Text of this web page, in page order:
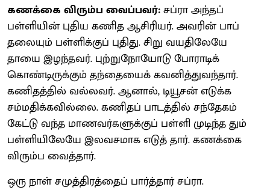
கணக்கை விரும்ப வைப்பவர்:சப்ரா அந்தப்
பள்ளியின் புதிய கணித ஆசிரியர். அவரின் பாப்
தலையும் பள்ளிக்குப் புதிது. சிறு வயதிலேயே
தாயை இழந்தவர். புற்றுநோயோடு போராடிக்
கொண்டிருக்கும் தந்தையைக் கவனித்துவந்தார்.
கணிதத்தில் வல்லவர். ஆனால், டியூசன் எடுக்க
சம்மதிக்கவில்லை. கணிதப் பாடத்தில் சந்தேகம்
கேட்டு வந்த மாணவர்களுக்குப் பள்ளி முடிந்த தும்
பள்ளியிலேயே இலவசமாக எடுத் தார். கணக்கை
விரும்ப வைத்தார்.
ஒரு நாள் சமுத்திரத்தைப் பார்த்தார் சப்ரா.